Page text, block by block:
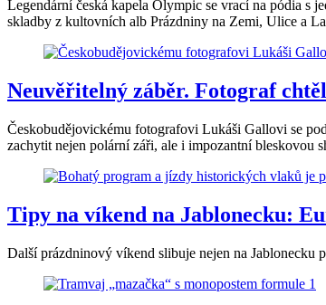
Legendární česká kapela Olympic se vrací na pódia s
skladby z kultovních alb Prázdniny na Zemi, Ulice a
Neuvěřitelný záběr. Fotograf
Českobudějovickému fotografovi Lukáši Gallovi se
zachytit nejen polární záři, ale i impozantní bleskovou
Tipy na víkend na Jablonecku:
Další prázdninový víkend slibuje nejen na Jablonecku